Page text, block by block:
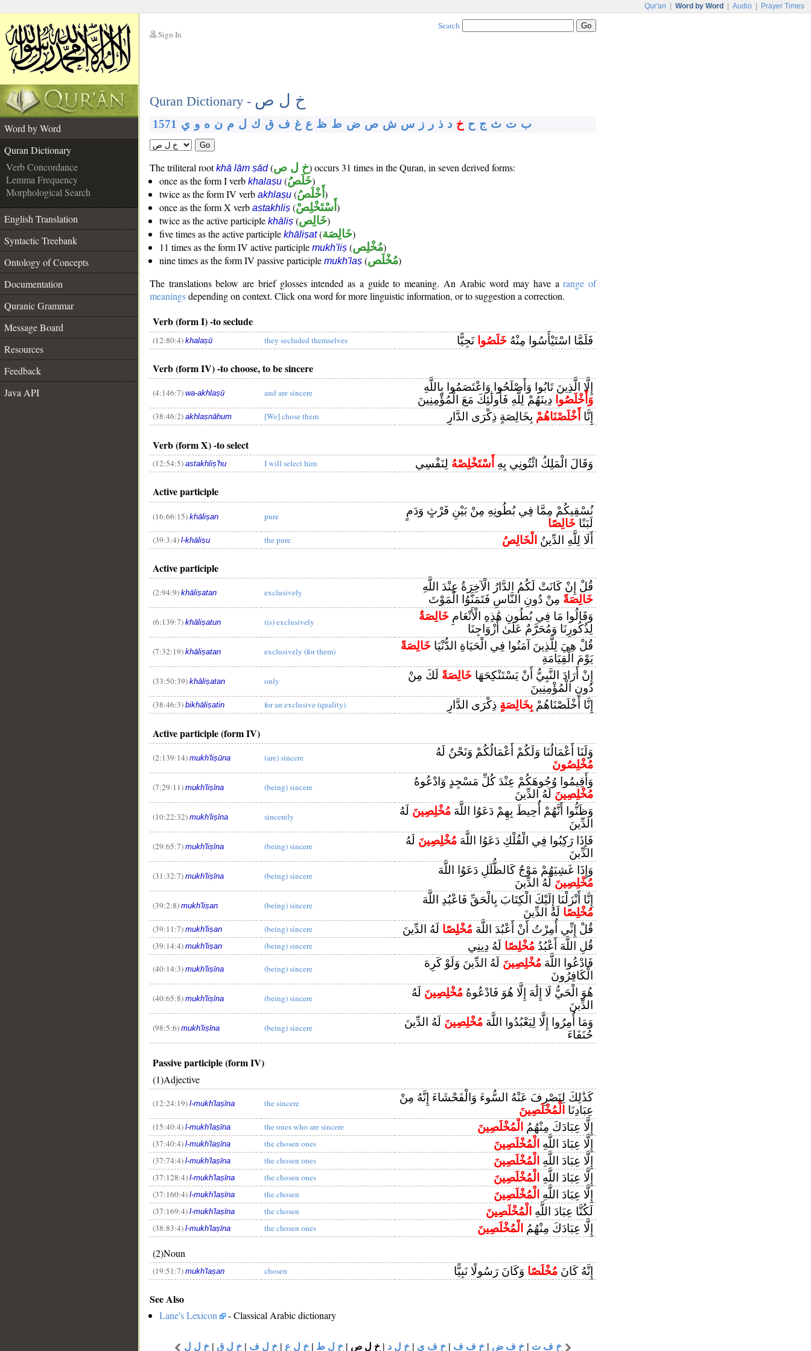
Qur'an Word by Word Audio Prayer Times
Sign In
Search
Quran Dictionary - خ ل ص
Word by Word
Quran Dictionary
Verb Concordance
Lemma Frequency
Morphological Search
English Translation
Syntactic Treebank
Ontology of Concepts
Documentation
Quranic Grammar
Message Board
Resources
Feedback
Java API
1571 ب ت ث ج ح خ د ذ ر ز س ش ص ض ط ظ ع غ ف ق ك ل م ن ه و ي
Go
The triliteral rootkhā lām ṣād(خ ل ص) occurs 31 times in the Quran, in seven derived forms:
once as the form I verb khalaṣu (خَلَصُ)
twice as the form IV verb akhlaṣu (أَخْلَصُ )
once as the form X verb astakhliṣ (أَسْتَخْلِصْ )
twice as the active participle khāliṣ (خَالِص)
five times as the active participle khāliṣat(خَالِصَة)
11 times as the form IV active participle mukh'liṣ (مُخْلِص)
nine times as the form IV passive participle mukh'laṣ (مُخْلَص)
The translations below are brief glosses intended as a guide to meaning. An Arabic word may have arange of
meaningsdepending on context. Click ona word for more linguistic information, or to suggestion a correction.
Verb (form I) -to seclude
(12:80:4) khalaṣū they secluded themselves فَلَمَّا اسْتَيْأَسُوا مِنْهُ خَلَصُوا نَجِيًّا
Verb (form IV) -to choose, to be sincere
(4:146:7) wa-akhlaṣū and are sincere
إِلَّا الَّذِينَ تَابُوا وَأَصْلَحُوا وَاعْتَصَمُوا بِاللَّهِ
وَأَخْلَصُوا دِينَهُمْ لِلَّهِ فَأُولَٰئِكَ مَعَ الْمُؤْمِنِينَ
(38:46:2) akhlaṣnāhum [We] chose them إِنَّا أَخْلَصْنَاهُمْ بِخَالِصَةٍ ذِكْرَى الدَّارِ
Verb (form X) -to select
(12:54:5) astakhliṣ'hu I will select him وَقَالَ الْمَلِكُ ائْتُونِي بِهِ أَسْتَخْلِصْهُ لِنَفْسِي
Active participle
(16:66:15) khāliṣan pure
نُسْقِيكُمْ مِمَّا فِي بُطُونِهِ مِنْ بَيْنِ فَرْثٍ وَدَمٍ
لَبَنًا خَالِصًا
(39:3:4) l-khāliṣu the pure أَلَا لِلَّهِ الدِّينُ الْخَالِصُ
Active participle
(2:94:9) khāliṣatan exclusively
قُلْ إِنْ كَانَتْ لَكُمُ الدَّارُ الْآخِرَةُ عِنْدَ اللَّهِ
خَالِصَةً مِنْ دُونِ النَّاسِ فَتَمَنَّوُا الْمَوْتَ
(6:139:7) khāliṣatun (is) exclusively وَقَالُوا مَا فِي بُطُونِ هَٰذِهِ الْأَنْعَامِ خَالِصَةٌ
لِذُكُورِنَا وَمُحَرَّمٌ عَلَىٰ أَزْوَاجِنَا
(7:32:19) khāliṣatan exclusively (for them) قُلْ هِيَ لِلَّذِينَ آمَنُوا فِي الْحَيَاةِ الدُّنْيَا خَالِصَةً
يَوْمَ الْقِيَامَةِ
(33:50:39) khāliṣatan only إِنْ أَرَادَ النَّبِيُّ أَنْ يَسْتَنْكِحَهَا خَالِصَةً لَكَ مِنْ
دُونِ الْمُؤْمِنِينَ
(38:46:3) bikhāliṣatin for an exclusive (quality) إِنَّا أَخْلَصْنَاهُمْ بِخَالِصَةٍ ذِكْرَى الدَّارِ
Active participle (form IV)
(2:139:14) mukh'liṣūna (are) sincere
وَلَنَا أَعْمَالُنَا وَلَكُمْ أَعْمَالُكُمْ وَنَحْنُ لَهُ
مُخْلِصُونَ
(7:29:11) mukh'liṣīna (being) sincere
وَأَقِيمُوا وُجُوهَكُمْ عِنْدَ كُلِّ مَسْجِدٍ وَادْعُوهُ
مُخْلِصِينَ لَهُ الدِّينَ
(10:22:32) mukh'liṣīna sincerely وَظَنُّوا أَنَّهُمْ أُحِيطَ بِهِمْ دَعَوُا اللَّهَ مُخْلِصِينَ لَهُ
الدِّينَ
(29:65:7) mukh'liṣīna (being) sincere فَإِذَا رَكِبُوا فِي الْفُلْكِ دَعَوُا اللَّهَ مُخْلِصِينَ لَهُ
الدِّينَ
(31:32:7) mukh'liṣīna (being) sincere
وَإِذَا غَشِيَهُمْ مَوْجٌ كَالظُّلَلِ دَعَوُا اللَّهَ
مُخْلِصِينَ لَهُ الدِّينَ
(39:2:8) mukh'liṣan (being) sincere
إِنَّا أَنْزَلْنَا إِلَيْكَ الْكِتَابَ بِالْحَقِّ فَاعْبُدِ اللَّهَ
مُخْلِصًا لَهُ الدِّينَ
(39:11:7) mukh'liṣan (being) sincere قُلْ إِنِّي أُمِرْتُ أَنْ أَعْبُدَ اللَّهَ مُخْلِصًا لَهُ الدِّينَ
(39:14:4) mukh'liṣan (being) sincere قُلِ اللَّهَ أَعْبُدُ مُخْلِصًا لَهُ دِينِي
(40:14:3) mukh'liṣīna (being) sincere فَادْعُوا اللَّهَ مُخْلِصِينَ لَهُ الدِّينَ وَلَوْ كَرِهَ
الْكَافِرُونَ
(40:65:8) mukh'liṣīna (being) sincere هُوَ الْحَيُّ لَا إِلَٰهَ إِلَّا هُوَ فَادْعُوهُ مُخْلِصِينَ لَهُ
الدِّينَ
(98:5:6) mukh'liṣīna (being) sincere وَمَا أُمِرُوا إِلَّا لِيَعْبُدُوا اللَّهَ مُخْلِصِينَ لَهُ الدِّينَ
حُنَفَاءَ
Passive participle (form IV)
(1)Adjective
(12:24:19) l-mukh'laṣīna the sincere
كَذَٰلِكَ لِنَصْرِفَ عَنْهُ السُّوءَ وَالْفَحْشَاءَ إِنَّهُ مِنْ
عِبَادِنَا الْمُخْلَصِينَ
(15:40:4) l-mukh'laṣīna the ones who are sincere إِلَّا عِبَادَكَ مِنْهُمُ الْمُخْلَصِينَ
(37:40:4) l-mukh'laṣīna the chosen ones إِلَّا عِبَادَ اللَّهِ الْمُخْلَصِينَ
(37:74:4) l-mukh'laṣīna the chosen ones إِلَّا عِبَادَ اللَّهِ الْمُخْلَصِينَ
(37:128:4) l-mukh'laṣīna the chosen ones إِلَّا عِبَادَ اللَّهِ الْمُخْلَصِينَ
(37:160:4) l-mukh'laṣīna the chosen إِلَّا عِبَادَ اللَّهِ الْمُخْلَصِينَ
(37:169:4) l-mukh'laṣīna the chosen لَكُنَّا عِبَادَ اللَّهِ الْمُخْلَصِينَ
(38:83:4) l-mukh'laṣīna the chosen ones إِلَّا عِبَادَكَ مِنْهُمُ
الْمُخْلَصِينَ
(2)Noun
(19:51:7) mukh'laṣan chosen إِنَّهُ كَانَ مُخْلَصًا وَكَانَ رَسُولًا نَبِيًّا
See Also
Lane's Lexicon - Classical Arabic dictionary
خ ف ت | خ ف ض | خ ف ف | خ ف ي | خ ل د | خ ل ص | خ ل ط | خ ل ع | خ ل ف | خ ل ق | خ ل ل